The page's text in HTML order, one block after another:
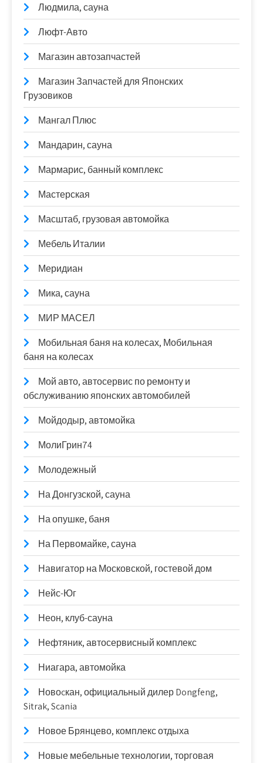
Людмила, сауна
Люфт-Авто
Магазин автозапчастей
Магазин Запчастей для Японских
Грузовиков
Мангал Плюс
Мандарин, сауна
Мармарис, банный комплекс
Мастерская
Масштаб, грузовая автомойка
Мебель Италии
Меридиан
Мика, сауна
МИР МАСЕЛ
Мобильная баня на колесах, Мобильная
баня на колесах
Мой авто, автосервис по ремонту и
обслуживанию японских автомобилей
Мойдодыр, автомойка
МолиГрин74
Молодежный
На Донгузской, сауна
На опушке, баня
На Первомайке, сауна
Навигатор на Московской, гостевой дом
Нейс-Юг
Неон, клуб-сауна
Нефтяник, автосервисный комплекс
Ниагара, автомойка
Новоcкан, официальный дилер Dongfeng,
Sitrak, Scania
Новое Брянцево, комплекс отдыха
Новые мебельные технологии, торговая